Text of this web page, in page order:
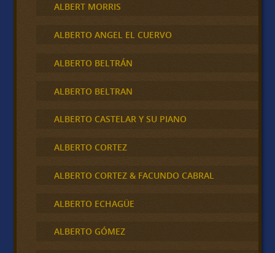
ALBERT MORRIS
ALBERTO ANGEL EL CUERVO
ALBERTO BELTRÁN
ALBERTO BELTRAN
ALBERTO CASTELAR Y SU PIANO
ALBERTO CORTEZ
ALBERTO CORTEZ & FACUNDO CABRAL
ALBERTO ECHAGÜE
ALBERTO GÓMEZ